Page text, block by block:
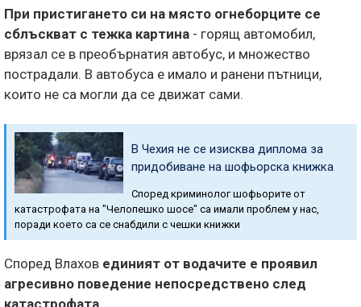
При пристигането си на място огнеборците се
сблъскват с тежка картина - горящ автомобил,
врязал се в преобърнатия автобус, и множество
пострадали. В автобуса е имало и ранени пътници,
които не са могли да се движат сами.
В Чехия не се изисква диплома за
придобиване на шофьорска книжка
Според криминолог шофьорите от
катастрофата на "Челопешко шосе" са имали проблем у нас,
поради което са се снабдили с чешки книжки
Според Влахов единият от водачите е проявил
агресивно поведение непосредствено след